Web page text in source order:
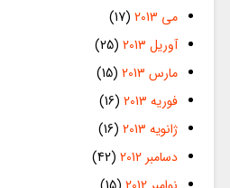
می 2013
(17)
آوریل 2013
(25)
مارس 2013
(15)
فوریه 2013
(16)
ژانویه 2013
(16)
دسامبر 2012
(42)